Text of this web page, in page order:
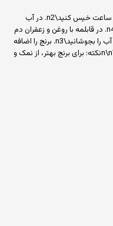
🍚 پخت برنج:\n\nروش آبکش:\n1. برنج را چند ساعت خیس کنید\n2. در آب
جوش بپزید\n3. وقتی نیم پز شد، آبکش کنید\n4. در قابلمه با روغن و زعفران دم
کنید\n\nروش کته:\n1. برنج را خیس کنید\n2. آب را بجوشانید\n3. برنج را اضافه
کنید\n4. وقتی آب تمام شد، حرارت را کم کنید\n\nنکته: برای برنج بهتر، از نمک و